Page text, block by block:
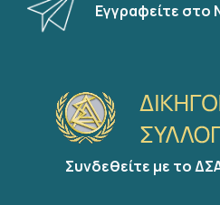
Εγγραφείτε στο
Συνδεθείτε με το